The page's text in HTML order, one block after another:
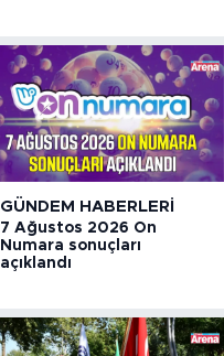
GÜNDEM HABERLERI
7 Ağustos 2026 On
Numara sonuçları
açıklandı